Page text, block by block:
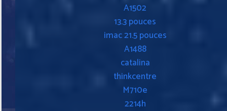
A1502
13.3 pouces
imac 21.5 pouces
A1488
catalina
thinkcentre
M710e
2214h